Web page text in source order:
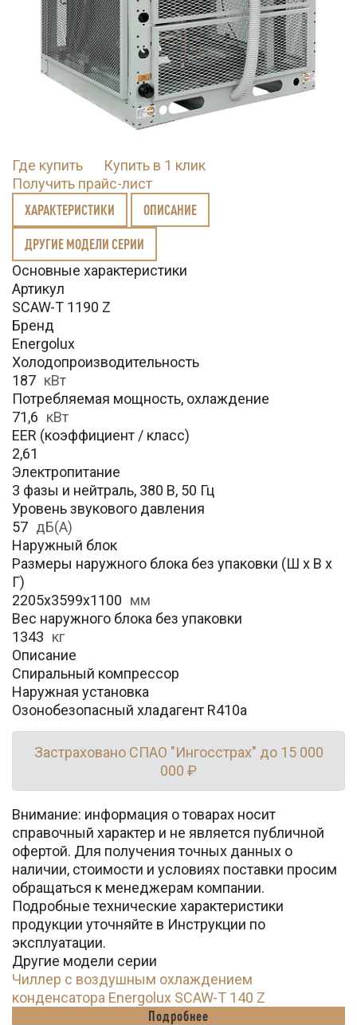
Где купить
Купить в 1 клик
Получить прайс-лист
ХАРАКТЕРИСТИКИ ОПИСАНИЕ
ДРУГИЕ МОДЕЛИ СЕРИИ
Основные характеристики
Артикул
SCAW-T 1190 Z
Бренд
Energolux
Холодопроизводительность
187 кВт
Потребляемая мощность, охлаждение
71,6 кВт
EER (коэффициент / класс)
2,61
Электропитание
3 фазы и нейтраль, 380 В, 50 Гц
Уровень звукового давления
57 дБ(А)
Наружный блок
Размеры наружного блока без упаковки (Ш х В х
Г)
2205x3599x1100 мм
Вес наружного блока без упаковки
1343 кг
Описание
Спиральный компрессор
Наружная установка
Озонобезопасный хладагент R410a
Застраховано СПАО "Ингосстрах" до 15 000
000 ₽
Внимание: информация о товарах носит
справочный характер и не является публичной
офертой. Для получения точных данных о
наличии, стоимости и условиях поставки просим
обращаться к менеджерам компании.
Подробные технические характеристики
продукции уточняйте в Инструкции по
эксплуатации.
Другие модели серии
Чиллер с воздушным охлаждением
конденсатора Energolux SCAW-T 140 Z
Подробнее